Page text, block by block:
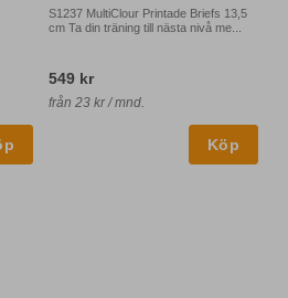
S1237 MultiClour Printade Briefs 13,5
cm Ta din träning till nästa nivå me...
549 kr
från 23 kr / mnd.